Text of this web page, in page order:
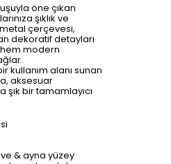
öne çıkan
şıklık ve
çerçevesi,
dekoratif detayları
modern
kullanım alanı sunan
aksesuar
bir tamamlayıcı
& ayna yüzey